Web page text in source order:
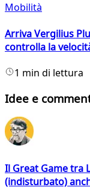
Mobilità
Arriva Vergilius
controlla la
1 min di lettura
Idee e
Il Great Game tra
(indisturbato)